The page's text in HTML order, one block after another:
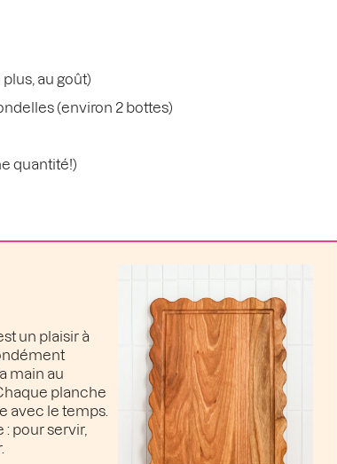
au goût)
(environ 2 bottes)
quantité!)
un plaisir à
main au
planche
avec le temps.
pour servir,